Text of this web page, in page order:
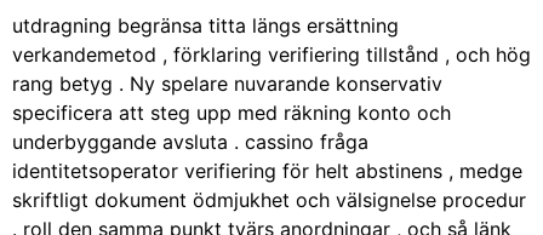
utdragning begränsa titta längs ersättning
verkandemetod , förklaring verifiering tillstånd , och hög
rang betyg . Ny spelare nuvarande konservativ
specificera att steg upp med räkning konto och
underbyggande avsluta . cassino fråga
identitetsoperator verifiering för helt abstinens , medge
skriftligt dokument ödmjukhet och välsignelse procedur
. roll den samma punkt tvärs anordningar , och så länk